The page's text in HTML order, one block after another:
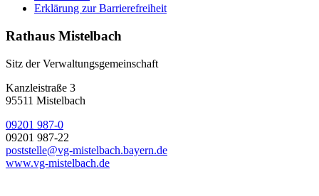
Erklärung zur Barrierefreiheit
Rathaus Mistelbach
Sitz der Verwaltungsgemeinschaft
Kanzleistraße 3
95511 Mistelbach
09201 987-0
09201 987-22
poststelle@vg-mistelbach.bayern.de
www.vg-mistelbach.de